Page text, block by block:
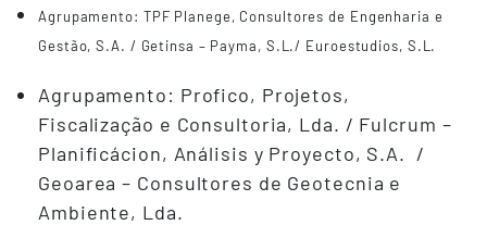
Agrupamento: TPF Planege, Consultores de Engenharia e
Gestão, S.A. / Getinsa – Payma, S.L./ Euroestudios, S.L.
Agrupamento: Profico, Projetos,
Fiscalização e Consultoria, Lda. / Fulcrum –
Planificácion, Análisis y Proyecto, S.A. /
Geoarea – Consultores de Geotecnia e
Ambiente, Lda.